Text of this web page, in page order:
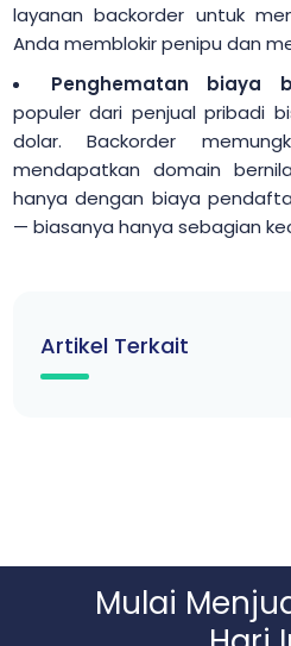
layanan backorder untuk
Anda memblokir penipu dan
Penghematan biaya
populer dari penjual pribadi
dolar. Backorder
mendapatkan domain
hanya dengan biaya
— biasanya hanya sebagian
Artikel Terkait
Mulai